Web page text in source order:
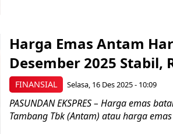
FINANSIAL
Harga Emas Antam
Desember 2025 Stabil,
Selasa, 16 Des 2025 - 10:09
PASUNDAN EKSPRES – Harga emas
Tambang Tbk (Antam) atau harga